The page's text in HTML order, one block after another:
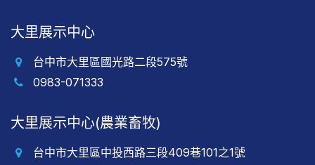
大里展示中心
台中市大里區國光路二段575號
0983-071333
大里展示中心(農業畜牧)
台中市大里區中投西路三段409巷101之1號